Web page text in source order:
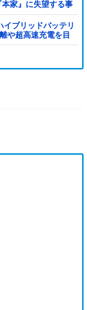
家』に失望する事
ブリッドバッテリ
や超高速充電を目